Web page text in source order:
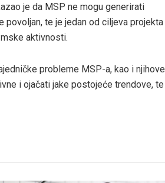
je da MSP ne mogu generirati
te je jedan od ciljeva projekta
aktivnosti.
probleme MSP-a, kao i njihove
i ojačati jake postojeće trendove, te